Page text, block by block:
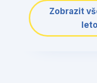
Zobrazit